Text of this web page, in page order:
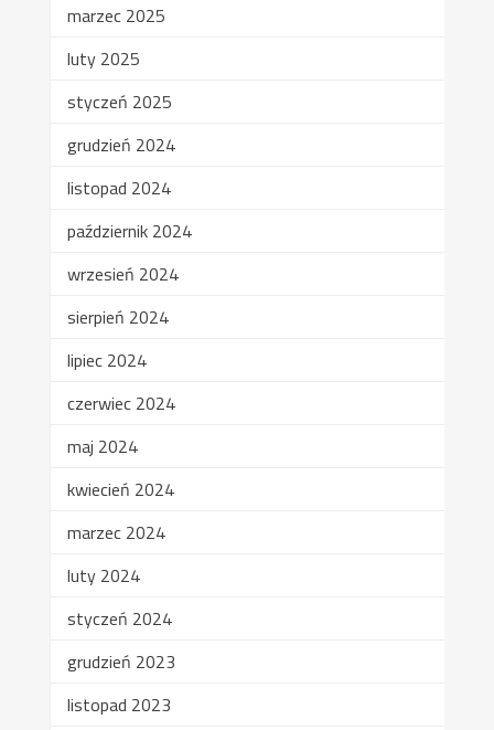
marzec 2025
luty 2025
styczeń 2025
grudzień 2024
listopad 2024
październik 2024
wrzesień 2024
sierpień 2024
lipiec 2024
czerwiec 2024
maj 2024
kwiecień 2024
marzec 2024
luty 2024
styczeń 2024
grudzień 2023
listopad 2023